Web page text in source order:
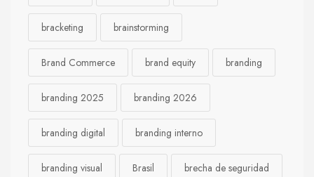
bracketing brainstorming
Brand Commerce brand equity branding
branding 2025 branding 2026
branding digital branding interno
branding visual Brasil brecha de seguridad